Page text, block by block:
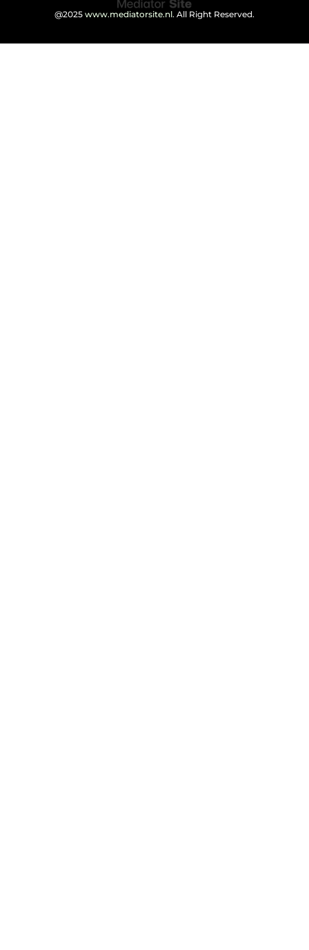
@2025 www.mediatorsite.nl. All Right Reserved.